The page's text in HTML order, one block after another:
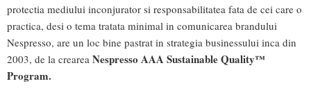
protectia mediului inconjurator si responsabilitatea fata de cei care o
practica, desi o tema tratata minimal in comunicarea brandului
Nespresso, are un loc bine pastrat in strategia businessului inca din
2003, de la crearea Nespresso AAA Sustainable Quality™
Program.